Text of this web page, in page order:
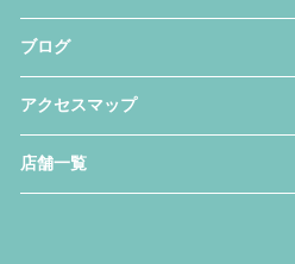
ブログ
アクセスマップ
店舗一覧